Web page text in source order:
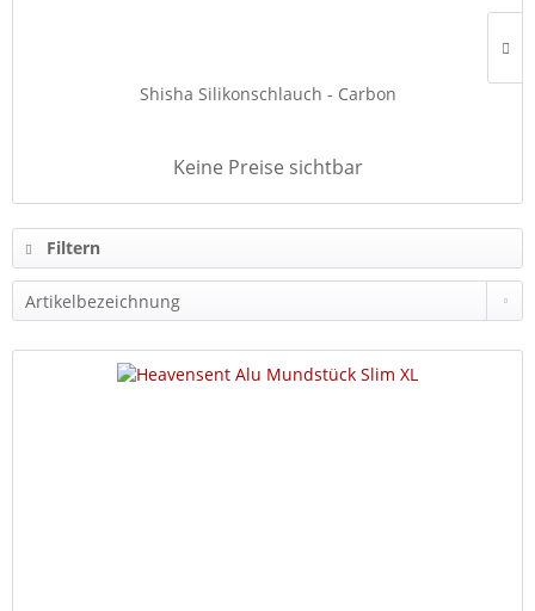
Shisha Silikonschlauch - Carbon
Keine Preise sichtbar
Filtern